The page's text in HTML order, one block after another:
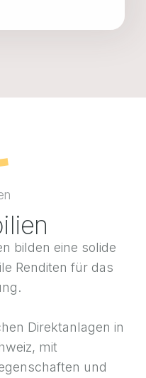
bilden eine solide
Renditen für das
Direktanlagen in
mit
und